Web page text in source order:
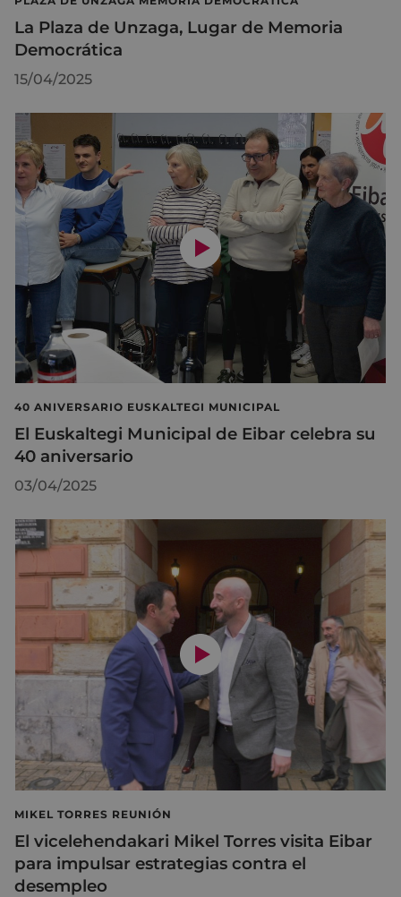
La Plaza de Unzaga, Lugar de Memoria
Democrática
15/04/2025
40 ANIVERSARIO EUSKALTEGI MUNICIPAL
El Euskaltegi Municipal de Eibar celebra su
40 aniversario
03/04/2025
MIKEL TORRES REUNIÓN
El vicelehendakari Mikel Torres visita Eibar
para impulsar estrategias contra el
desempleo